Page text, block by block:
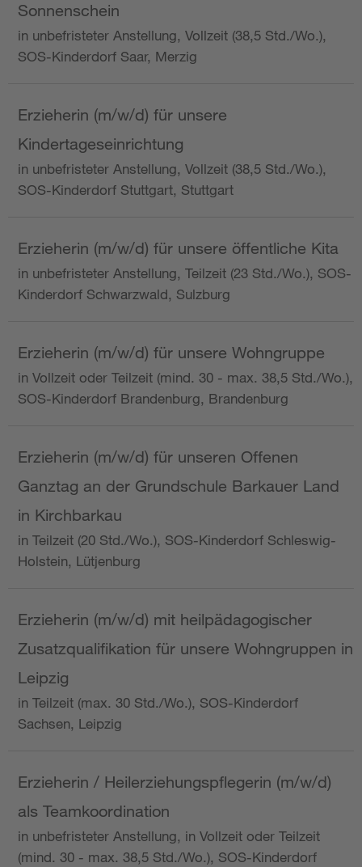
Sonnenschein
in unbefristeter Anstellung, Vollzeit (38,5 Std./Wo.),
SOS-Kinderdorf Saar, Merzig
Erzieherin (m/w/d) für unsere
Kindertageseinrichtung
in unbefristeter Anstellung, Vollzeit (38,5 Std./Wo.),
SOS-Kinderdorf Stuttgart, Stuttgart
Erzieherin (m/w/d) für unsere öffentliche Kita
in unbefristeter Anstellung, Teilzeit (23 Std./Wo.), SOS-
Kinderdorf Schwarzwald, Sulzburg
Erzieherin (m/w/d) für unsere Wohngruppe
in Vollzeit oder Teilzeit (mind. 30 - max. 38,5 Std./Wo.),
SOS-Kinderdorf Brandenburg, Brandenburg
Erzieherin (m/w/d) für unseren Offenen
Ganztag an der Grundschule Barkauer Land
in Kirchbarkau
in Teilzeit (20 Std./Wo.), SOS-Kinderdorf Schleswig-
Holstein, Lütjenburg
Erzieherin (m/w/d) mit heilpädagogischer
Zusatzqualifikation für unsere Wohngruppen in
Leipzig
in Teilzeit (max. 30 Std./Wo.), SOS-Kinderdorf
Sachsen, Leipzig
Erzieherin / Heilerziehungspflegerin (m/w/d)
als Teamkoordination
in unbefristeter Anstellung, in Vollzeit oder Teilzeit
(mind. 30 - max. 38,5 Std./Wo.), SOS-Kinderdorf